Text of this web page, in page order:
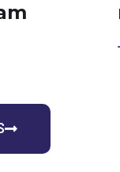
todos